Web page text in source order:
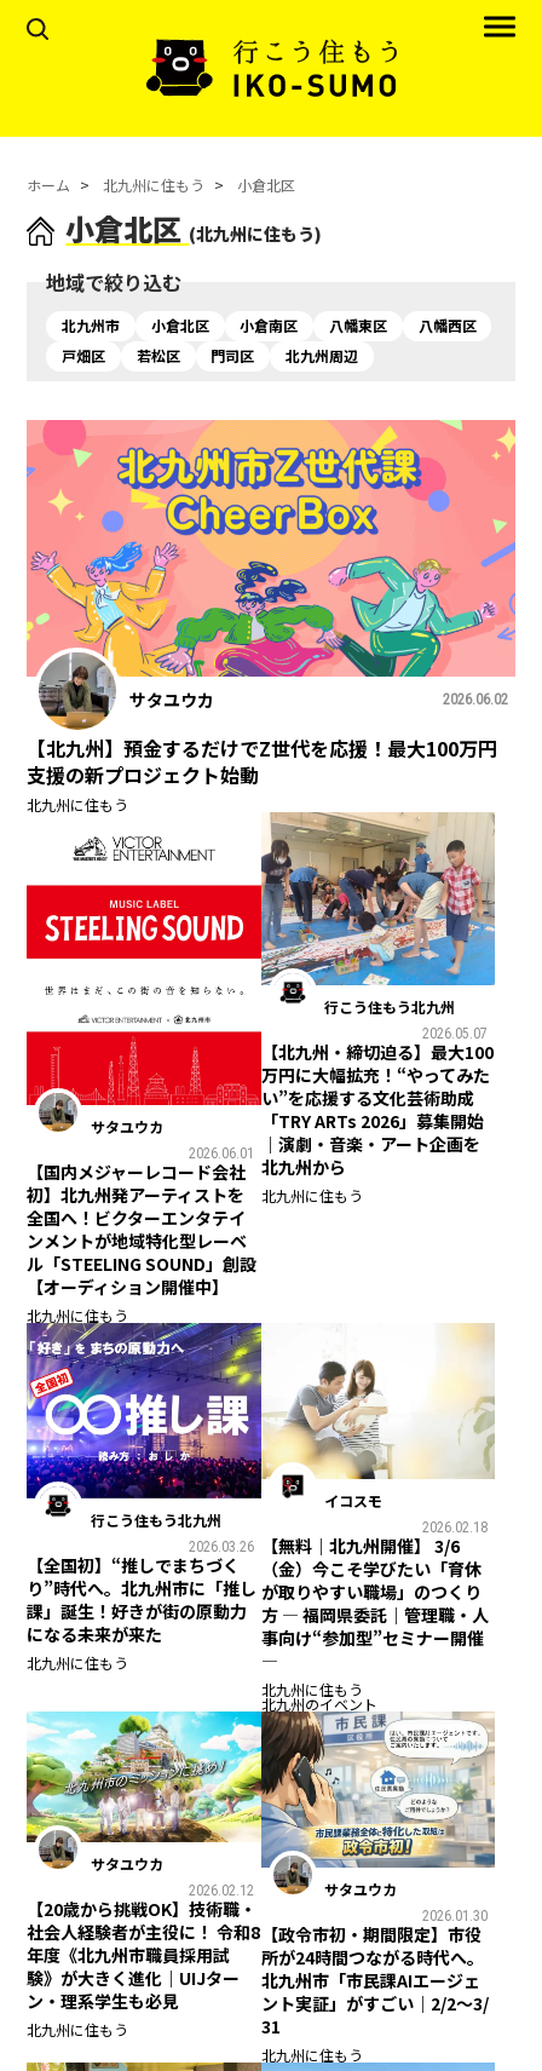
ホーム 北九州に住もう 小倉北区
小倉北区 (北九州に住もう)
地域で絞り込む
北九州市 小倉北区 小倉南区 八幡東区
八幡西区
戸畑区
若松区 門司区 北九州周辺
サタユウカ 2026.06.02
【北九州】預金するだけでZ世代を応援！最大100万円
支援の新プロジェクト始動
北九州に住もう
サタユウカ
2026.06.01
【国内メジャーレコード会社
初】北九州発アーティストを
全国へ！ビクターエンタテイ
ンメントが地域特化型レーベ
ル「STEELING SOUND」創設
【オーディション開催中】
北九州に住もう
行こう住もう北九州
2026.05.07
【北九州・締切迫る】最大100
万円に大幅拡充！“やってみた
い”を応援する文化芸術助成
「TRY ARTs 2026」募集開始
｜演劇・音楽・アート企画を
北九州から
北九州に住もう
行こう住もう北九州
2026.03.26
【全国初】“推しでまちづく
り”時代へ。北九州市に「推し
課」誕生！好きが街の原動力
になる未来が来た
北九州に住もう
イコスモ
2026.02.18
【無料｜北九州開催】 3/6
（金）今こそ学びたい「育休
が取りやすい職場」のつくり
方 ― 福岡県委託｜管理職・人
事向け“参加型”セミナー開催
―
北九州に住もう
北九州のイベント
サタユウカ
2026.02.12
【20歳から挑戦OK】技術職・
社会人経験者が主役に！ 令和8
年度《北九州市職員採用試
験》が大きく進化｜UIJター
ン・理系学生も必見
北九州に住もう
サタユウカ
2026.01.30
【政令市初・期間限定】市役
所が24時間つながる時代へ。
北九州市「市民課AIエージェ
ント実証」がすごい｜2/2〜3/
31
北九州に住もう